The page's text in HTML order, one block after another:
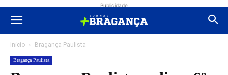
Publicidade
Início Bragança Paulista
Bragança Paulista